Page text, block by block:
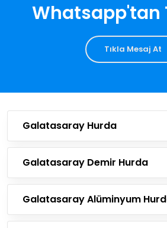
Whatsapp'tan
Tıkla Mesaj At
Galatasaray Hurda
Galatasaray Demir Hurda
Galatasaray Alüminyum